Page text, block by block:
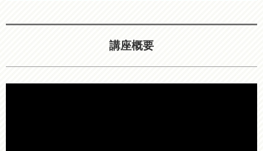
講座概要